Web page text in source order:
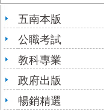
五南本版
公職考試
教科專業
政府出版
暢銷精選